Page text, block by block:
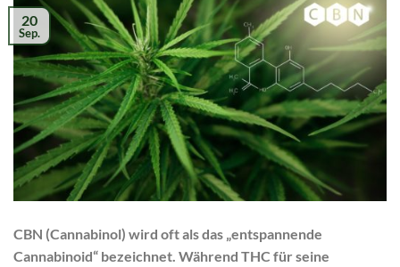
20
Sep.
CBN (Cannabinol) wird oft als das „entspannende
Cannabinoid“ bezeichnet. Während THC für seine